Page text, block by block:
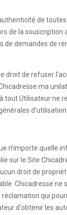
de
de la souscription
de demandes de
droit de refuser
tout Utilisateur ne
d'utilisation.
n'importe quelle
sur le Site
droit de
Chicadresse ne
réclamation qui
d'obtenir les